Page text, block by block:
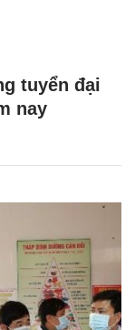
tuyển đại
nay